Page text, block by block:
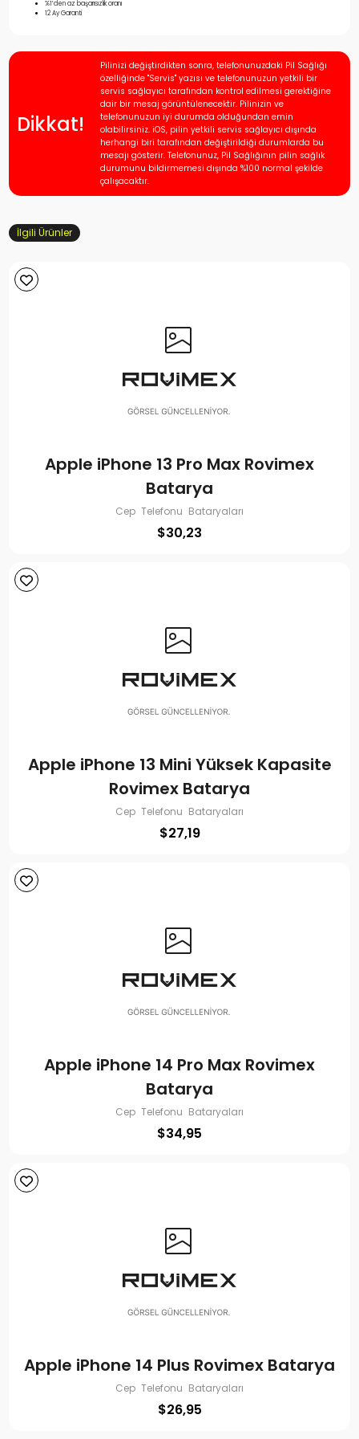
%1’den az başarısızlık oranı
12 Ay Garanti
Dikkat!
Pilinizi değiştirdikten sonra, telefonunuzdaki Pil Sağlığı
özelliğinde "Servis" yazısı ve telefonunuzun yetkili bir
servis sağlayıcı tarafından kontrol edilmesi gerektiğine
dair bir mesaj görüntülenecektir. Pilinizin ve
telefonunuzun iyi durumda olduğundan emin
olabilirsiniz. iOS, pilin yetkili servis sağlayıcı dışında
herhangi biri tarafından değiştirildiği durumlarda bu
mesajı gösterir. Telefonunuz, Pil Sağlığının pilin sağlık
durumunu bildirmemesi dışında %100 normal şekilde
çalışacaktır.
İlgili Ürünler
Apple iPhone 13 Pro Max Rovimex
Batarya
Cep Telefonu Bataryaları
$30,23
Apple iPhone 13 Mini Yüksek Kapasite
Rovimex Batarya
Cep Telefonu Bataryaları
$27,19
Apple iPhone 14 Pro Max Rovimex
Batarya
Cep Telefonu Bataryaları
$34,95
Apple iPhone 14 Plus Rovimex Batarya
Cep Telefonu Bataryaları
$26,95